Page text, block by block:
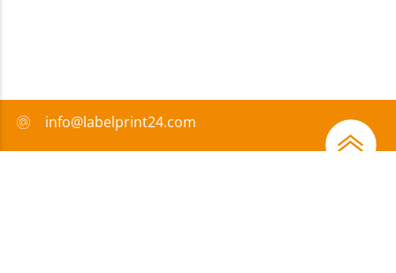
info@labelprint24.com